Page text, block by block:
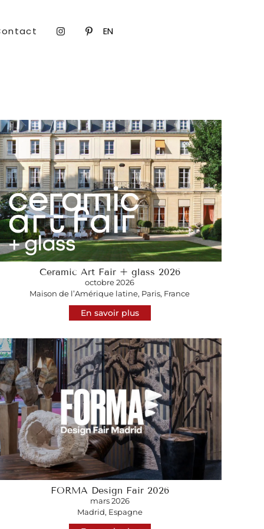
EN
Ceramic Art Fair + glass 2026
octobre 2026
Maison de l’Amérique latine, Paris, France
En savoir plus
FORMA Design Fair 2026
mars 2026
Madrid, Espagne